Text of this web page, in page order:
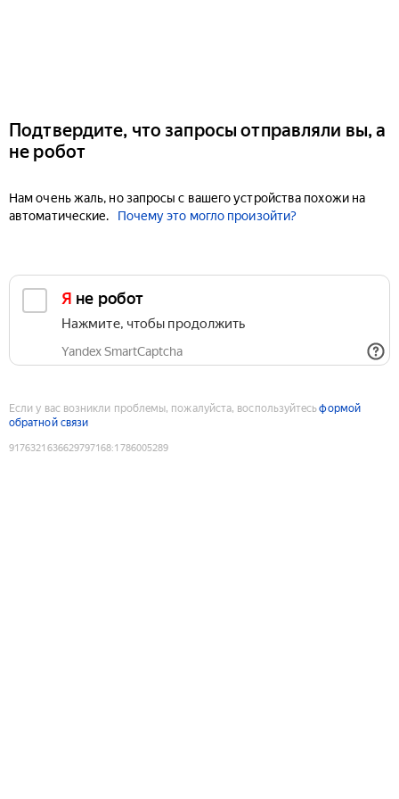
Подтвердите, что запросы отправляли вы, а
не робот
Нам очень жаль, но запросы с вашего устройства похожи на
автоматические.
Почему это могло произойти?
Я не робот
Нажмите, чтобы продолжить
Yandex SmartCaptcha
Если у вас возникли проблемы, пожалуйста, воспользуйтесьформой
обратной связи
9176321636629797168:1786005289